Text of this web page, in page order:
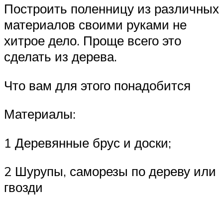
Построить поленницу из различных
материалов своими руками не
хитрое дело. Проще всего это
сделать из дерева.
Что вам для этого понадобится
Материалы:
1 Деревянные брус и доски;
2 Шурупы, саморезы по дереву или
гвозди